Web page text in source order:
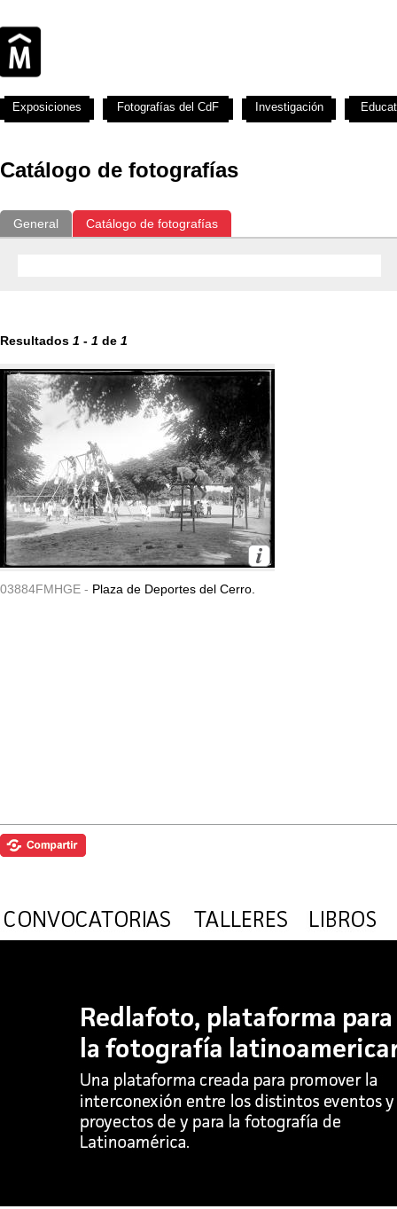
Catálogo de fotografías
General Catálogo de fotografías
Resultados 1 - 1 de 1
03884FMHGE - Plaza de Deportes del Cerro.
Exposiciones Fotografías del CdF Investigación